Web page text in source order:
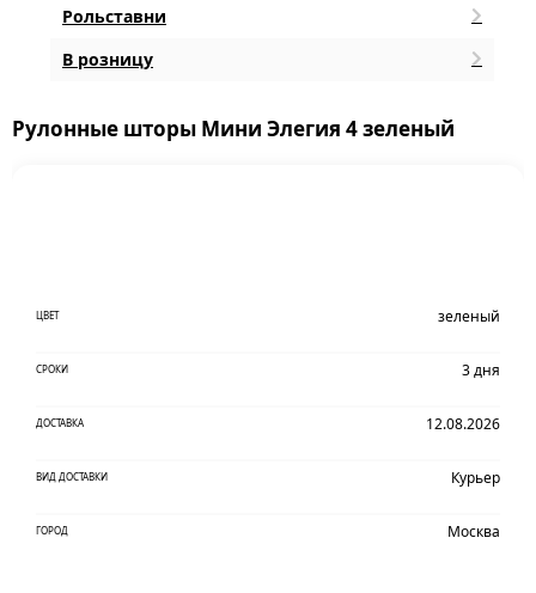
Рольставни
В розницу
Рулонные шторы Мини Элегия 4 зеленый
ЦВЕТ зеленый
СРОКИ 3 дня
ДОСТАВКА 12.08.2026
ВИД ДОСТАВКИ Курьер
ГОРОД Москва